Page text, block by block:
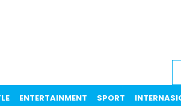
ENTERTAINMENT SPORT